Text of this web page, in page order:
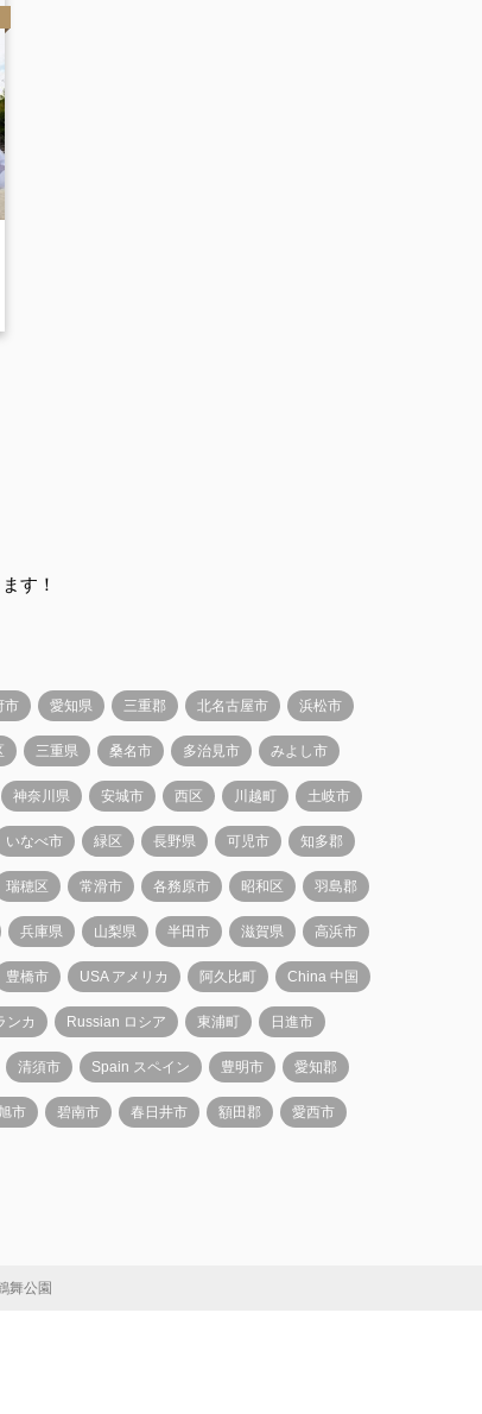
す！
市 愛知県 三重郡 北名古屋市 浜松市
三重県 桑名市 多治見市 みよし市
神奈川県 安城市 西区 川越町 土岐市
いなべ市 緑区 長野県 可児市 知多郡
瑞穂区 常滑市 各務原市 昭和区 羽島郡
兵庫県 山梨県 半田市 滋賀県 高浜市
豊橋市 USA アメリカ 阿久比町 China 中国
ンカ Russian ロシア 東浦町 日進市
清須市 Spain スペイン 豊明市 愛知郡
市 碧南市 春日井市 額田郡 愛西市
舞公園